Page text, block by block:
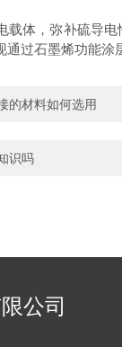
，弥补硫导电
过石墨烯功能
的材料如何选用
识吗
公司